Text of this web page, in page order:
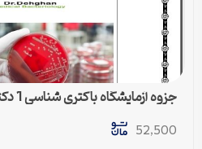
جزوه آزمایشگاه باکتری شناسی 1 دکتر امین دهقان
52,500